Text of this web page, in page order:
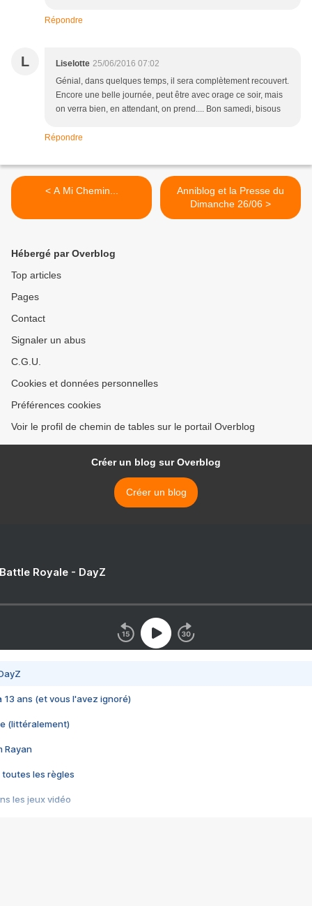
Répondre
L Liselotte 25/06/2016 07:02
Génial, dans quelques temps, il sera complètement recouvert.
Encore une belle journée, peut être avec orage ce soir, mais
on verra bien, en attendant, on prend.... Bon samedi, bisous
Répondre
< A Mi Chemin...
Anniblog et la Presse du
Dimanche 26/06 >
Hébergé par Overblog
Top articles
Pages
Contact
Signaler un abus
C.G.U.
Cookies et données personnelles
Préférences cookies
Voir le profil de chemin de tables sur le portail Overblog
Créer un blog sur Overblog
Créer un blog
Royale - DayZ
13 ans (et vous l'avez ignoré)
(littéralement)
Rayan
toutes les règles
les jeux vidéo